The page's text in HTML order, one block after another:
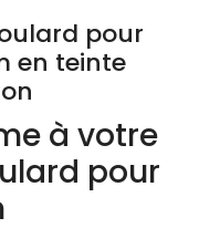
pour
en teinte
à votre
pour